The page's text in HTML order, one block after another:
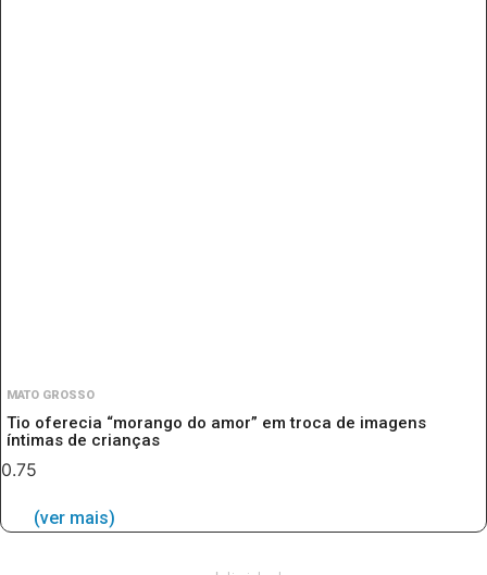
MATO GROSSO
Tio oferecia “morango do amor” em troca de imagens
íntimas de crianças
(ver mais)